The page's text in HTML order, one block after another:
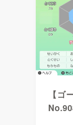
【ゴ